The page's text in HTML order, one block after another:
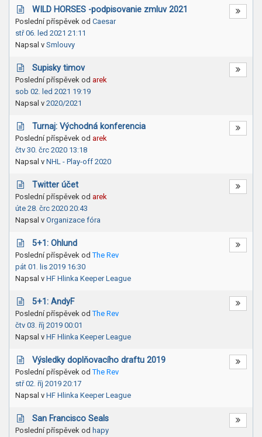
WILD HORSES -podpisovanie zmluv 2021
Poslední příspěvek od Caesar
stř 06. led 2021 21:11
Napsal v Smlouvy
Supisky timov
Poslední příspěvek od arek
sob 02. led 2021 19:19
Napsal v 2020/2021
Turnaj: Východná konferencia
Poslední příspěvek od arek
čtv 30. črc 2020 13:18
Napsal v NHL - Play-off 2020
Twitter účet
Poslední příspěvek od arek
úte 28. črc 2020 20:43
Napsal v Organizace fóra
5+1: Ohlund
Poslední příspěvek odThe Rev
pát 01. lis 2019 16:30
Napsal v HF Hlinka Keeper League
5+1: AndyF
Poslední příspěvek odThe Rev
čtv 03. říj 2019 00:01
Napsal v HF Hlinka Keeper League
Výsledky doplňovacího draftu 2019
Poslední příspěvek odThe Rev
stř 02. říj 2019 20:17
Napsal v HF Hlinka Keeper League
San Francisco Seals
Poslední příspěvek od hapy